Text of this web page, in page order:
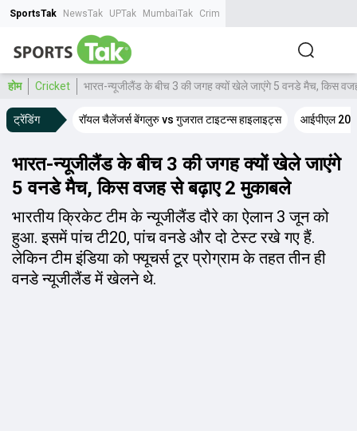
SportsTak NewsTak UPTak MumbaiTak CrimeTak
होम Cricket भारत-न्यूजीलैंड के बीच 3 की जगह क्यों खेले जाएंगे 5 वनडे मैच, किस
ट्रेंडिंग रॉयल चैलेंजर्स बेंगलुरु vs गुजरात टाइटन्स हाइलाइट्स आईपीएल
भारत-न्यूजीलैंड के बीच 3 की जगह क्यों खेले जाएंगे
5 वनडे मैच, किस वजह से बढ़ाए 2 मुकाबले
भारतीय क्रिकेट टीम के न्यूजीलैंड दौरे का ऐलान 3 जून को
हुआ. इसमें पांच टी20, पांच वनडे और दो टेस्ट रखे गए हैं.
लेकिन टीम इंडिया को फ्यूचर्स टूर प्रोग्राम के तहत तीन ही
वनडे न्यूजीलैंड में खेलने थे.